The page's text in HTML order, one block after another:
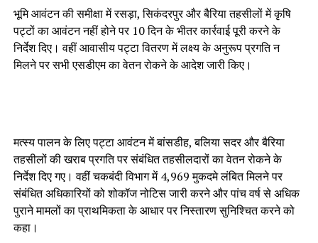
भूमि आवंटन की समीक्षा में रसड़ा, सिकंदरपुर और बैरिया तहसीलों में कृषि
पट्टों का आवंटन नहीं होने पर 10 दिन के भीतर कार्रवाई पूरी करने के
निर्देश दिए। वहीं आवासीय पट्टा वितरण में लक्ष्य के अनुरूप प्रगति न
मिलने पर सभी एसडीएम का वेतन रोकने के आदेश जारी किए।
मत्स्य पालन के लिए पट्टा आवंटन में बांसडीह, बलिया सदर और बैरिया
तहसीलों की खराब प्रगति पर संबंधित तहसीलदारों का वेतन रोकने के
निर्देश दिए गए। वहीं चकबंदी विभाग में 4,969 मुकदमे लंबित मिलने पर
संबंधित अधिकारियों को शोकॉज नोटिस जारी करने और पांच वर्ष से अधिक
पुराने मामलों का प्राथमिकता के आधार पर निस्तारण सुनिश्चित करने को
कहा।